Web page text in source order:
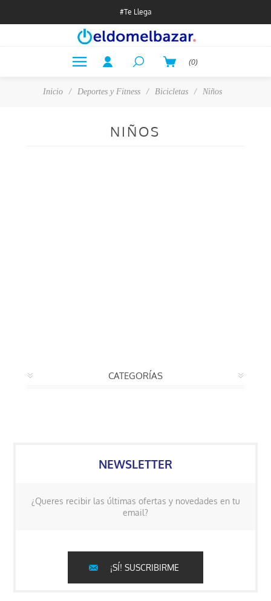
#Te Llega
(0)
Inicio / Deportes y Fitness / Bicicletas / Niños
NIÑOS
CATEGORÍAS
NEWSLETTER
¿Queres recibir las últimas ofertas y novedades en tu
email?
¡SÍ! SUSCRIBIRME